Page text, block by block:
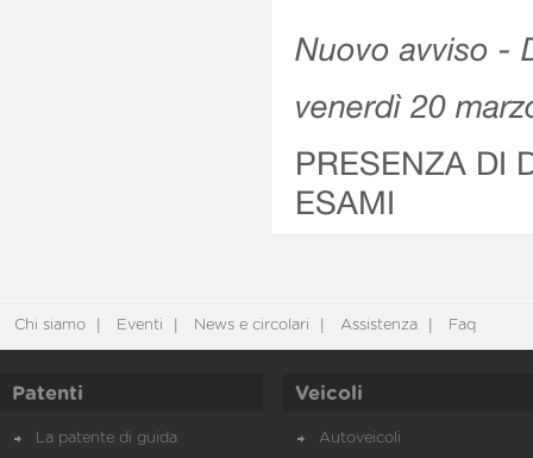
Nuovo avviso -
venerdì 20
PRESENZA DI
ESAMI
Chi siamo Eventi News e circolari Assistenza Faq
Patenti
La patente di guida
Veicoli
Autoveicoli